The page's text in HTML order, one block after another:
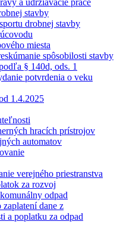
a udržiavacie práce
stavby
drobnej stavby
miesta
spôsobilosti stavby
§ 140d, ods. 1
potvrdenia o veku
1.4.2025
hracích prístrojov
automatov
verejného priestranstva
za rozvoj
odpad
zaplatení dane z
a poplatku za odpad